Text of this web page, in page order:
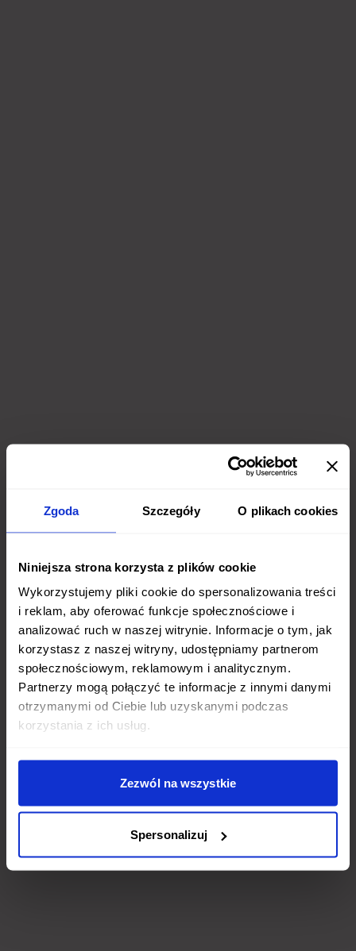
Zgoda Szczegóły O plikach cookies
Niniejsza strona korzysta z plików cookie
Wykorzystujemy pliki cookie do spersonalizowania treści
i reklam, aby oferować funkcje społecznościowe i
analizować ruch w naszej witrynie. Informacje o tym, jak
korzystasz z naszej witryny, udostępniamy partnerom
społecznościowym, reklamowym i analitycznym.
Partnerzy mogą połączyć te informacje z innymi danymi
otrzymanymi od Ciebie lub uzyskanymi podczas
korzystania z ich usług.
Zezwól na wszystkie
Spersonalizuj